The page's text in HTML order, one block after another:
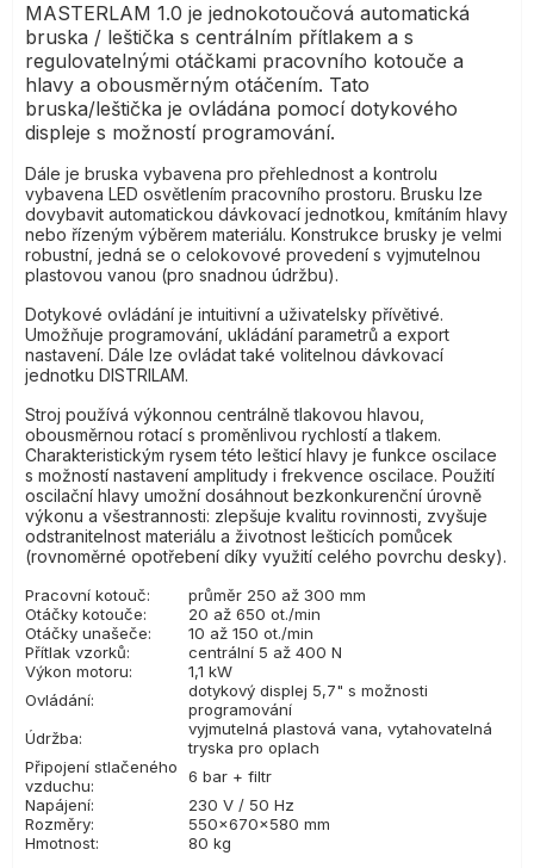
MASTERLAM 1.0 je jednokotoučová automatická
bruska / leštička s centrálním přítlakem a s
regulovatelnými otáčkami pracovního kotouče a
hlavy a obousměrným otáčením. Tato
bruska/leštička je ovládána pomocí dotykového
displeje s možností programování.
Dále je bruska vybavena pro přehlednost a kontrolu
vybavena LED osvětlením pracovního prostoru. Brusku lze
dovybavit automatickou dávkovací jednotkou, kmítáním hlavy
nebo řízeným výběrem materiálu. Konstrukce brusky je velmi
robustní, jedná se o celokovové provedení s vyjmutelnou
plastovou vanou (pro snadnou údržbu).
Dotykové ovládání je intuitivní a uživatelsky přívětivé.
Umožňuje programování, ukládání parametrů a export
nastavení. Dále lze ovládat také volitelnou dávkovací
jednotku DISTRILAM.
Stroj používá výkonnou centrálně tlakovou hlavou,
obousměrnou rotací s proměnlivou rychlostí a tlakem.
Charakteristickým rysem této lešticí hlavy je funkce oscilace
s možností nastavení amplitudy i frekvence oscilace. Použití
oscilační hlavy umožní dosáhnout bezkonkurenční úrovně
výkonu a všestrannosti: zlepšuje kvalitu rovinnosti, zvyšuje
odstranitelnost materiálu a životnost lešticích pomůcek
(rovnoměrné opotřebení díky využití celého povrchu desky).
Pracovní kotouč:
průměr 250 až 300 mm
Otáčky kotouče:
20 až 650 ot./min
Otáčky unašeče:
10 až 150 ot./min
Přítlak vzorků:
centrální 5 až 400 N
Výkon motoru:
1,1 kW
Ovládání:
dotykový displej 5,7" s možnosti
programování
Údržba:
vyjmutelná plastová vana, vytahovatelná
tryska pro oplach
Připojení stlačeného
vzduchu:
6 bar + filtr
Napájení:
230 V / 50 Hz
Rozměry:
550x670x580 mm
Hmotnost:
80 kg